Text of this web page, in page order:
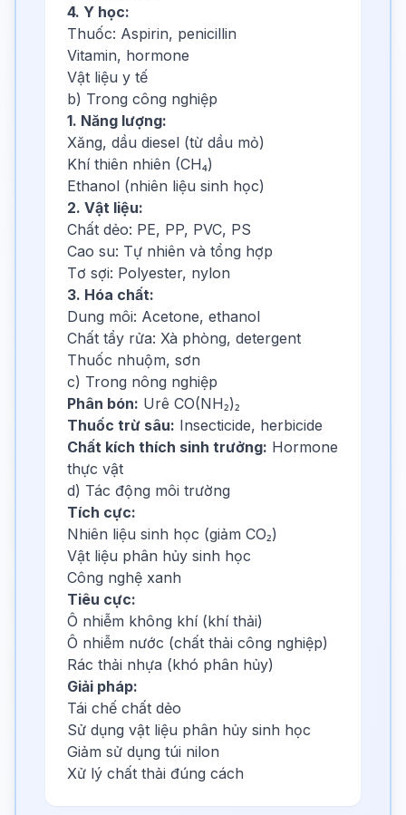
4. Y học:
Thuốc: Aspirin, penicillin
Vitamin, hormone
Vật liệu y tế
b) Trong công nghiệp
1. Năng lượng:
Xăng, dầu diesel (từ dầu mỏ)
Khí thiên nhiên (CH₄)
Ethanol (nhiên liệu sinh học)
2. Vật liệu:
Chất dẻo: PE, PP, PVC, PS
Cao su: Tự nhiên và tổng hợp
Tơ sợi: Polyester, nylon
3. Hóa chất:
Dung môi: Acetone, ethanol
Chất tẩy rửa: Xà phòng, detergent
Thuốc nhuộm, sơn
c) Trong nông nghiệp
Phân bón: Urê CO(NH₂)₂
Thuốc trừ sâu: Insecticide, herbicide
Chất kích thích sinh trưởng: Hormone
thực vật
d) Tác động môi trường
Tích cực:
Nhiên liệu sinh học (giảm CO₂)
Vật liệu phân hủy sinh học
Công nghệ xanh
Tiêu cực:
Ô nhiễm không khí (khí thải)
Ô nhiễm nước (chất thải công nghiệp)
Rác thải nhựa (khó phân hủy)
Giải pháp:
Tái chế chất dẻo
Sử dụng vật liệu phân hủy sinh học
Giảm sử dụng túi nilon
Xử lý chất thải đúng cách